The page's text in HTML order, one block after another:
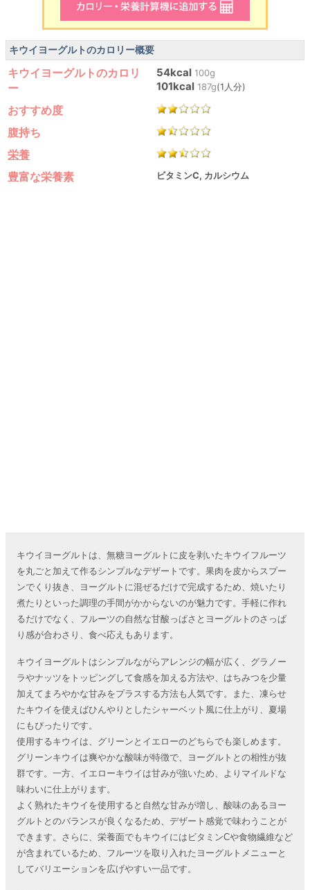
キウイヨーグルトのカロリー概要
キウイヨーグルトのカロリ
ー
54kcal 100g
101kcal 187g(1人分)
おすすめ度
腹持ち
栄養
豊富な栄養素
ビタミンC, カルシウム
キウイヨーグルトは、無糖ヨーグルトに皮を剥いたキウイフルーツ
を丸ごと加えて作るシンプルなデザートです。果肉を皮からスプー
ンでくり抜き、ヨーグルトに混ぜるだけで完成するため、焼いたり
煮たりといった調理の手間がかからないのが魅力です。手軽に作れ
るだけでなく、フルーツの自然な甘酸っぱさとヨーグルトのさっぱ
り感が合わさり、食べ応えもあります。
キウイヨーグルトはシンプルながらアレンジの幅が広く、グラノー
ラやナッツをトッピングして食感を加える方法や、はちみつを少量
加えてまろやかな甘みをプラスする方法も人気です。また、凍らせ
たキウイを使えばひんやりとしたシャーベット風に仕上がり、夏場
にもぴったりです。
使用するキウイは、グリーンとイエローのどちらでも楽しめます。
グリーンキウイは爽やかな酸味が特徴で、ヨーグルトとの相性が抜
群です。一方、イエローキウイは甘みが強いため、よりマイルドな
味わいに仕上がります。
よく熟れたキウイを使用すると自然な甘みが増し、酸味のあるヨー
グルトとのバランスが良くなるため、デザート感覚で味わうことが
できます。さらに、栄養面でもキウイにはビタミンCや食物繊維など
が含まれているため、フルーツを取り入れたヨーグルトメニューと
してバリエーションを広げやすい一品です。